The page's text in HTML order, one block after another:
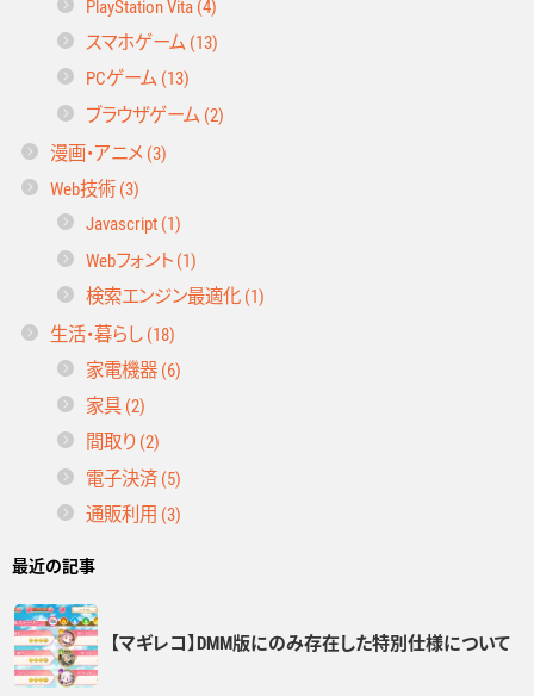
スマホゲーム (13)
PCゲーム (13)
ブラウザゲーム (2)
漫画・アニメ (3)
Web技術 (3)
Javascript (1)
Webフォント (1)
検索エンジン最適化 (1)
生活・暮らし (18)
家電機器 (6)
家具 (2)
間取り (2)
電子決済 (5)
通販利用 (3)
最近の記事
【マギレコ】DMM版にのみ存在した特別仕様について